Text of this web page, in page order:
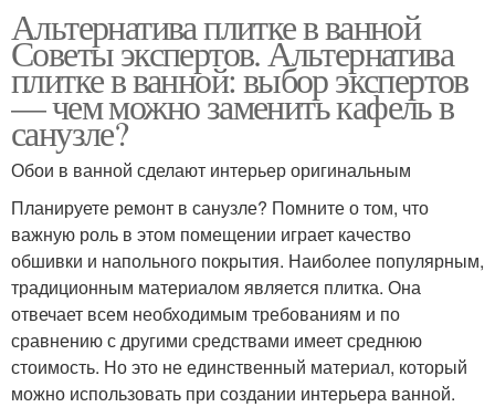
Альтернатива плитке в ванной
Советы экспертов. Альтернатива
плитке в ванной: выбор экспертов
— чем можно заменить кафель в
санузле?
Обои в ванной сделают интерьер оригинальным
Планируете ремонт в санузле? Помните о том, что
важную роль в этом помещении играет качество
обшивки и напольного покрытия. Наиболее популярным,
традиционным материалом является плитка. Она
отвечает всем необходимым требованиям и по
сравнению с другими средствами имеет среднюю
стоимость. Но это не единственный материал, который
можно использовать при создании интерьера ванной.